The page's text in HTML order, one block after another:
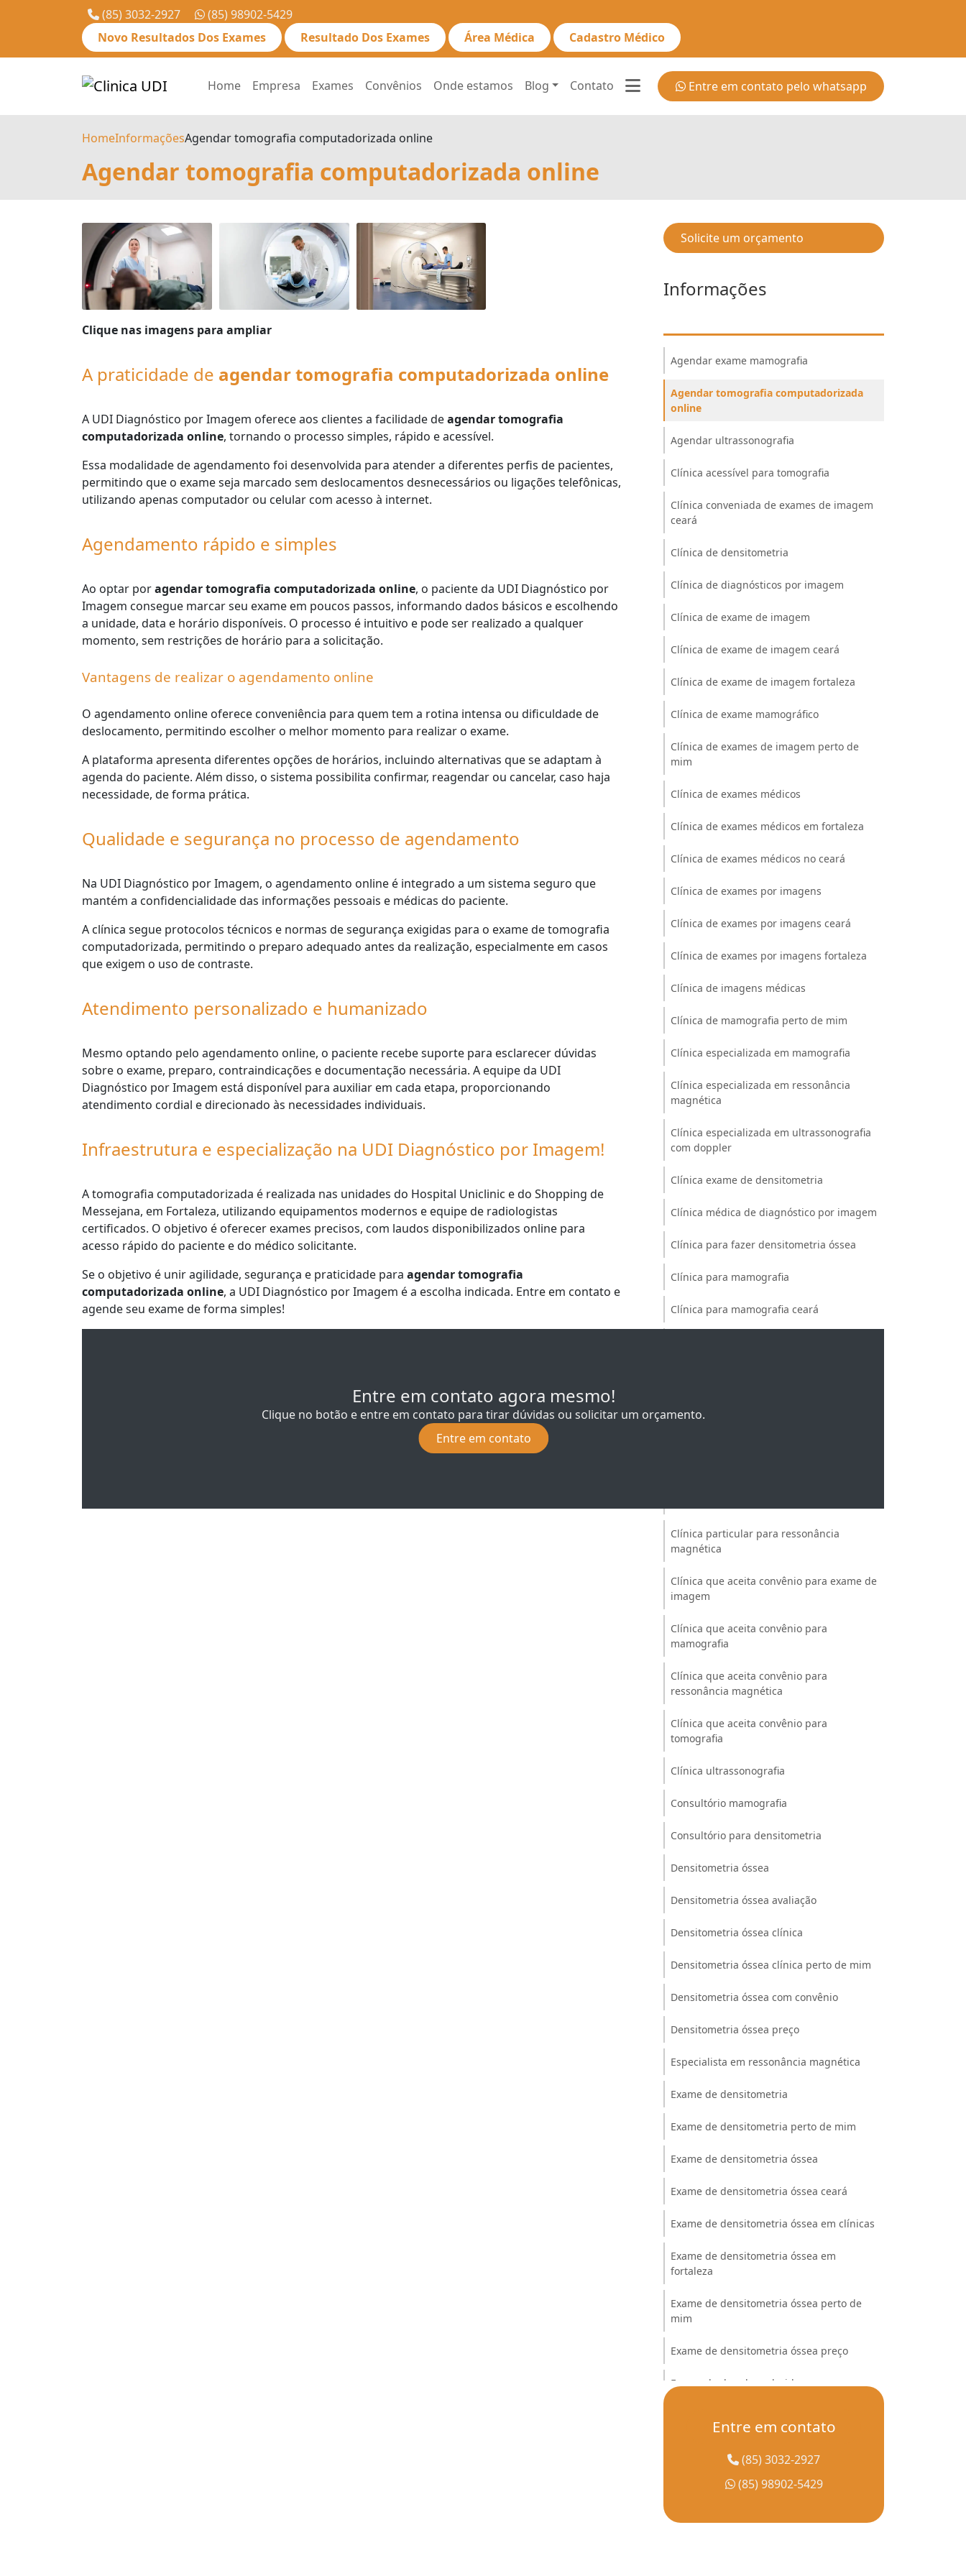
(85) 3032-2927
(85) 98902-5429
Novo Resultados Dos Exames
Resultado Dos Exames Área Médica Cadastro Médico
Home Empresa Exames Convênios Onde estamos Blog Contato Entre em contato pelo whatsapp
HomeInformaçõesAgendar tomografia computadorizada online
Agendar tomografia computadorizada online
Clique nas imagens para ampliar
A praticidade de agendar tomografia computadorizada online
A UDI Diagnóstico por Imagem oferece aos clientes a facilidade deagendar tomografia
computadorizada online, tornando o processo simples, rápido e acessível.
Essa modalidade de agendamento foi desenvolvida para atender a diferentes perfis de pacientes,
permitindo que o exame seja marcado sem deslocamentos desnecessários ou ligações telefônicas,
utilizando apenas computador ou celular com acesso à internet.
Agendamento rápido e simples
Ao optar poragendar tomografia computadorizada online, o paciente da UDI Diagnóstico por
Imagem consegue marcar seu exame em poucos passos, informando dados básicos e escolhendo
a unidade, data e horário disponíveis. O processo é intuitivo e pode ser realizado a qualquer
momento, sem restrições de horário para a solicitação.
Vantagens de realizar o agendamento online
O agendamento online oferece conveniência para quem tem a rotina intensa ou dificuldade de
deslocamento, permitindo escolher o melhor momento para realizar o exame.
A plataforma apresenta diferentes opções de horários, incluindo alternativas que se adaptam à
agenda do paciente. Além disso, o sistema possibilita confirmar, reagendar ou cancelar, caso haja
necessidade, de forma prática.
Qualidade e segurança no processo de agendamento
Na UDI Diagnóstico por Imagem, o agendamento online é integrado a um sistema seguro que
mantém a confidencialidade das informações pessoais e médicas do paciente.
A clínica segue protocolos técnicos e normas de segurança exigidas para o exame de tomografia
computadorizada, permitindo o preparo adequado antes da realização, especialmente em casos
que exigem o uso de contraste.
Atendimento personalizado e humanizado
Mesmo optando pelo agendamento online, o paciente recebe suporte para esclarecer dúvidas
sobre o exame, preparo, contraindicações e documentação necessária. A equipe da UDI
Diagnóstico por Imagem está disponível para auxiliar em cada etapa, proporcionando
atendimento cordial e direcionado às necessidades individuais.
Infraestrutura e especialização na UDI Diagnóstico por Imagem!
A tomografia computadorizada é realizada nas unidades do Hospital Uniclinic e do Shopping de
Messejana, em Fortaleza, utilizando equipamentos modernos e equipe de radiologistas
certificados. O objetivo é oferecer exames precisos, com laudos disponibilizados online para
acesso rápido do paciente e do médico solicitante.
Se o objetivo é unir agilidade, segurança e praticidade para agendar tomografia
computadorizada online, a UDI Diagnóstico por Imagem é a escolha indicada. Entre em contato e
agende seu exame de forma simples!
Entre em contato agora mesmo!
Clique no botão e entre em contato para tirar dúvidas ou solicitar um orçamento.
Entre em contato
Solicite um orçamento
Informações
Agendar exame mamografia
Agendar tomografia computadorizada
online
Agendar ultrassonografia
Clínica acessível para tomografia
Clínica conveniada de exames de imagem
ceará
Clínica de densitometria
Clínica de diagnósticos por imagem
Clínica de exame de imagem
Clínica de exame de imagem ceará
Clínica de exame de imagem fortaleza
Clínica de exame mamográfico
Clínica de exames de imagem perto de
mim
Clínica de exames médicos
Clínica de exames médicos em fortaleza
Clínica de exames médicos no ceará
Clínica de exames por imagens
Clínica de exames por imagens ceará
Clínica de exames por imagens fortaleza
Clínica de imagens médicas
Clínica de mamografia perto de mim
Clínica especializada em mamografia
Clínica especializada em ressonância
magnética
Clínica especializada em ultrassonografia
com doppler
Clínica exame de densitometria
Clínica médica de diagnóstico por imagem
Clínica para fazer densitometria óssea
Clínica para mamografia
Clínica para mamografia ceará
em fortaleza
Clínica particular para ressonância
magnética
Clínica que aceita convênio para exame de
imagem
Clínica que aceita convênio para
mamografia
Clínica que aceita convênio para
ressonância magnética
Clínica que aceita convênio para
tomografia
Clínica ultrassonografia
Consultório mamografia
Consultório para densitometria
Densitometria óssea
Densitometria óssea avaliação
Densitometria óssea clínica
Densitometria óssea clínica perto de mim
Densitometria óssea com convênio
Densitometria óssea preço
Especialista em ressonância magnética
Exame de densitometria
Exame de densitometria perto de mim
Exame de densitometria óssea
Exame de densitometria óssea ceará
Exame de densitometria óssea em clínicas
Exame de densitometria óssea em
fortaleza
Exame de densitometria óssea perto de
mim
Exame de densitometria óssea preço
Exame de doppler colorido
Exame de mamografia com convênio
Entre em contato
(85) 3032-2927
(85) 98902-5429